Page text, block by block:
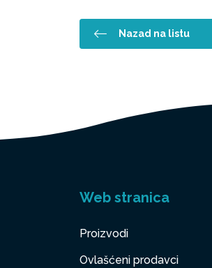
Nazad na listu
Web stranica
Proizvodi
Ovlašćeni prodavci